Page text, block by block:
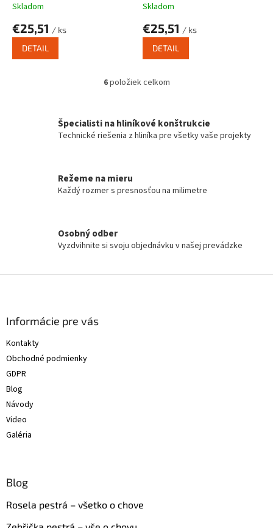
Skladom
€25,51 / ks
DETAIL
Skladom
€25,51 / ks
DETAIL
O
á
d
p
v
p
6položiek celkom
Špecialisti na hliníkové konštrukcie
Technické riešenia z hliníka pre všetky vaše projekty
Režeme na mieru
Každý rozmer s presnosťou na milimetre
Osobný odber
Vyzdvihnite si svoju objednávku v našej prevádzke
Informácie pre vás
Kontakty
Obchodné podmienky
GDPR
Blog
Návody
Video
Galéria
Blog
Rosela pestrá – všetko o chove